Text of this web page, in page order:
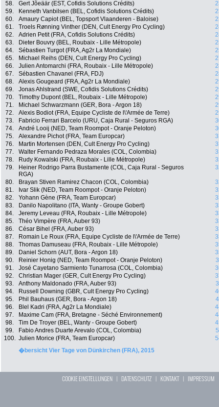
58.
Gert Jõeäär (EST, Cofidis Solutions Crédits)
59.
Kenneth Vanbilsen (BEL, Cofidis Solutions Crédits)
60.
Amaury Capiot (BEL, Topsport Vlaanderen - Baloise)
61.
Troels Rønning Vinther (DEN, Cult Energy Pro Cycling)
62.
Adrien Petit (FRA, Cofidis Solutions Crédits)
63.
Dieter Bouvry (BEL, Roubaix - Lille Métropole)
64.
Sébastien Turgot (FRA, Ag2r La Mondiale)
65.
Michael Reihs (DEN, Cult Energy Pro Cycling)
66.
Julien Antomarchi (FRA, Roubaix - Lille Métropole)
67.
Sébastien Chavanel (FRA, FDJ)
68.
Alexis Gougeard (FRA, Ag2r La Mondiale)
69.
Jonas Ahlstrand (SWE, Cofidis Solutions Crédits)
70.
Timothy Dupont (BEL, Roubaix - Lille Métropole)
71.
Michael Schwarzmann (GER, Bora - Argon 18)
72.
Alexis Bodiot (FRA, Equipe Cycliste de l\'Armée de Terre)
73.
Fabricio Ferrari Barcelo (URU, Caja Rural - Seguros RGA)
74.
André Looij (NED, Team Roompot - Oranje Peloton)
75.
Alexandre Pichot (FRA, Team Europcar)
76.
Martin Mortensen (DEN, Cult Energy Pro Cycling)
77.
Walter Fernando Pedraza Morales (COL, Colombia)
78.
Rudy Kowalski (FRA, Roubaix - Lille Métropole)
79.
Heiner Rodrigo Parra Bustamente (COL, Caja Rural - Seguros
RGA)
80. Brayan Stiven Ramirez Chacon (COL, Colombia)
81.
Ivar Slik (NED, Team Roompot - Oranje Peloton)
82.
Yohann Gène (FRA, Team Europcar)
83.
Danilo Napolitano (ITA, Wanty - Groupe Gobert)
84.
Jeremy Leveau (FRA, Roubaix - Lille Métropole)
85.
Théo Vimpère (FRA, Auber 93)
86.
César Bihel (FRA, Auber 93)
87.
Romain Le Roux (FRA, Equipe Cycliste de l\'Armée de Terre)
88.
Thomas Damuseau (FRA, Roubaix - Lille Métropole)
89.
Daniel Schorn (AUT, Bora - Argon 18)
90.
Reinier Honig (NED, Team Roompot - Oranje Peloton)
91.
José Cayetano Sarmiento Tunarrosa (COL, Colombia)
92.
Christian Mager (GER, Cult Energy Pro Cycling)
93.
Anthony Maldonado (FRA, Auber 93)
94.
Russell Downing (GBR, Cult Energy Pro Cycling)
95.
Phil Bauhaus (GER, Bora - Argon 18)
96.
Blel Kadri (FRA, Ag2r La Mondiale)
97.
Maxime Cam (FRA, Bretagne - Séché Environnement)
98.
Tim De Troyer (BEL, Wanty - Groupe Gobert)
99.
Fabio Andres Duarte Arevalo (COL, Colombia)
100. Julien Morice (FRA, Team Europcar)
�bersicht Vier Tage von Dünkirchen (FRA), 2015
COOKIE EINSTELLUNGEN | DATENSCHUTZ | KONTAKT| IMPRESSUM